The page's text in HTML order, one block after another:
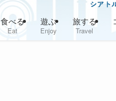
食べる
Eat
遊ぶ
Enjoy
旅する
Travel